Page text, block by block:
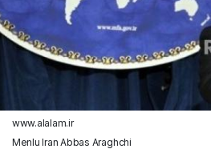
www.alalam.ir
Menlu Iran Abbas Araghchi